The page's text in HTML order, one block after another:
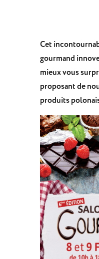
Cet
gourmand
mieux vous
proposant de
produits